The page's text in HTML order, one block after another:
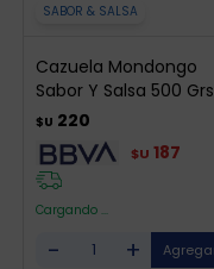
SABOR & SALSA
Cazuela Mondongo
Sabor Y Salsa 500 Grs
$U 220
$U 187
Cargando ...
- +